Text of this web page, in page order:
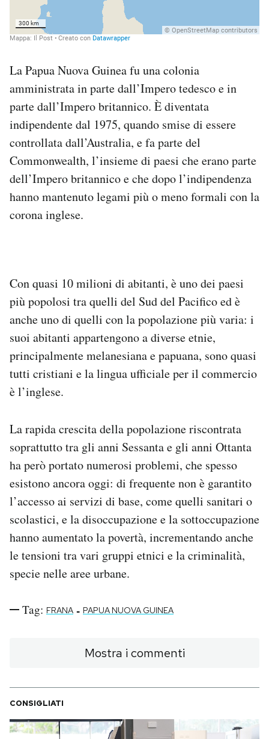
La Papua Nuova Guinea fu una colonia
amministrata in parte dall’Impero tedesco e in
parte dall’Impero britannico. È diventata
indipendente dal 1975, quando smise di essere
controllata dall’Australia, e fa parte del
Commonwealth, l’insieme di paesi che erano parte
dell’Impero britannico e che dopo l’indipendenza
hanno mantenuto legami più o meno formali con la
corona inglese.
Con quasi 10 milioni di abitanti, è uno dei paesi
più popolosi tra quelli del Sud del Pacifico ed è
anche uno di quelli con la popolazione più varia: i
suoi abitanti appartengono a diverse etnie,
principalmente melanesiana e papuana, sono quasi
tutti cristiani e la lingua ufficiale per il commercio
è l’inglese.
La rapida crescita della popolazione riscontrata
soprattutto tra gli anni Sessanta e gli anni Ottanta
ha però portato numerosi problemi, che spesso
esistono ancora oggi: di frequente non è garantito
l’accesso ai servizi di base, come quelli sanitari o
scolastici, e la disoccupazione e la sottoccupazione
hanno aumentato la povertà, incrementando anche
le tensioni tra vari gruppi etnici e la criminalità,
specie nelle aree urbane.
Tag: FRANA - PAPUA NUOVA GUINEA
Mostra i commenti
CONSIGLIATI